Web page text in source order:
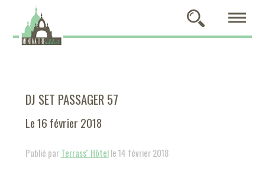
DJ SET PASSAGER 57
Le 16 février 2018
Publié parTerrass'' Hôtelle 14 février 2018